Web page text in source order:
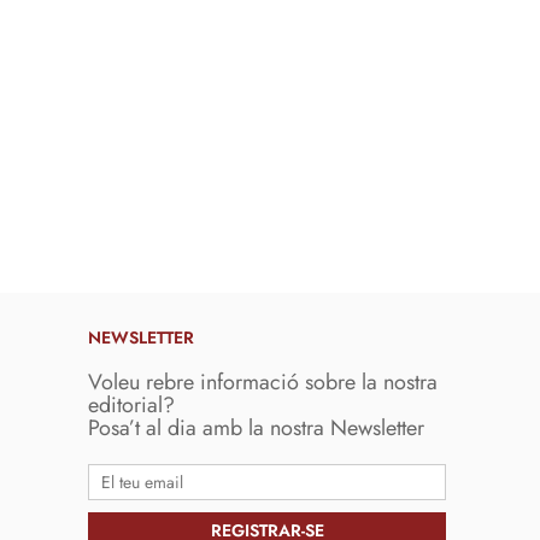
NEWSLETTER
Voleu rebre informació sobre la nostra
editorial?
Posa’t al dia amb la nostra Newsletter